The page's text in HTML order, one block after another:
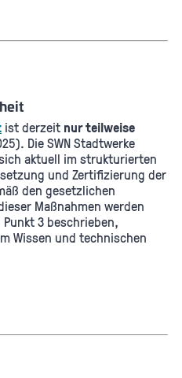
ist derzeit nur teilweise
Die SWN Stadtwerke
aktuell im strukturierten
und Zertifizierung der
den gesetzlichen
Maßnahmen werden
3 beschrieben,
Wissen und technischen